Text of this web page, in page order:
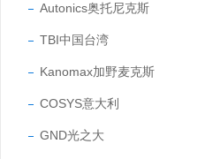
Autonics奥托尼克斯
TBI中国台湾
Kanomax加野麦克斯
COSYS意大利
GND光之大